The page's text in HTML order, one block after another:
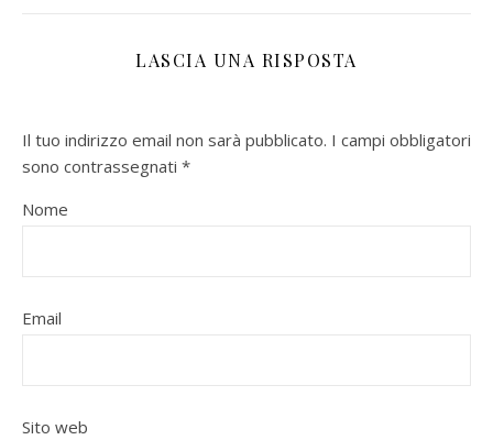
LASCIA UNA RISPOSTA
Il tuo indirizzo email non sarà pubblicato. I campi obbligatori
sono contrassegnati *
Nome
Email
Sito web